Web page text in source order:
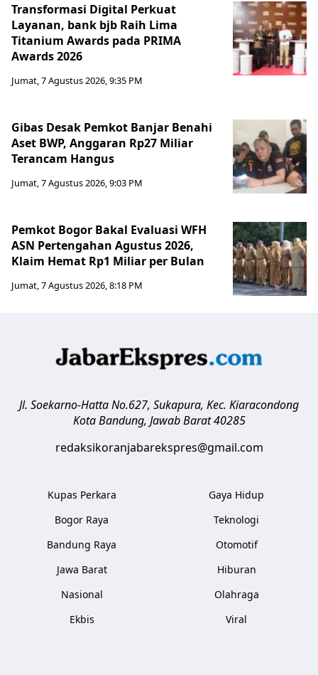
Transformasi Digital Perkuat
Layanan, bank bjb Raih Lima
Titanium Awards pada PRIMA
Awards 2026
Jumat, 7 Agustus 2026, 9:35 PM
Gibas Desak Pemkot Banjar Benahi
Aset BWP, Anggaran Rp27 Miliar
Terancam Hangus
Jumat, 7 Agustus 2026, 9:03 PM
Pemkot Bogor Bakal Evaluasi WFH
ASN Pertengahan Agustus 2026,
Klaim Hemat Rp1 Miliar per Bulan
Jumat, 7 Agustus 2026, 8:18 PM
Jl. Soekarno-Hatta No.627, Sukapura, Kec. Kiaracondong
Kota Bandung, Jawab Barat 40285
redaksikoranjabarekspres@gmail.com
Kupas Perkara
Bogor Raya
Bandung Raya
Jawa Barat
Nasional
Ekbis
Gaya Hidup
Teknologi
Otomotif
Hiburan
Olahraga
Viral